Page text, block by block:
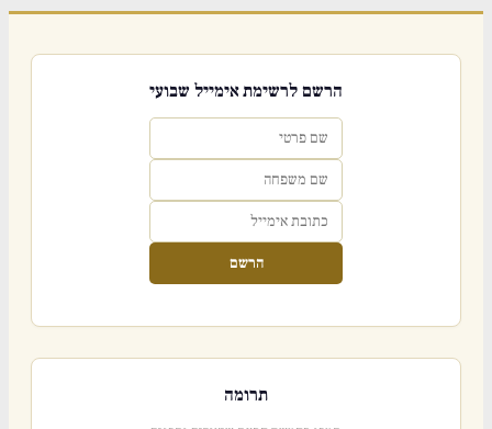
הרשם לרשימת אימייל שבועי
הרשם
תרומה